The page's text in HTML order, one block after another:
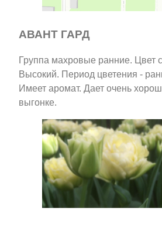
АВАНТ ГАРД
Группа махровые ранние. Цвет
Высокий. Период цветения -
Имеет аромат. Дает очень
выгонке.